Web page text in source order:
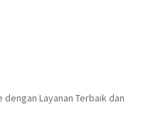
Layanan Terbaik dan